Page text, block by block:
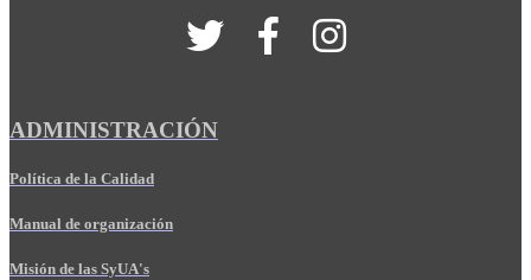
ADMINISTRACIÓN
Política de la Calidad
Manual de organización
Misión de las SyUA's